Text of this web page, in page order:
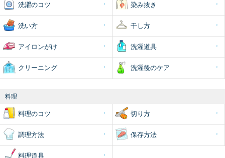
洗濯のコツ 染み抜き
洗い方 干し方
アイロンがけ 洗濯道具
クリーニング 洗濯後のケア
料理
料理のコツ 切り方
調理方法 保存方法
料理道具